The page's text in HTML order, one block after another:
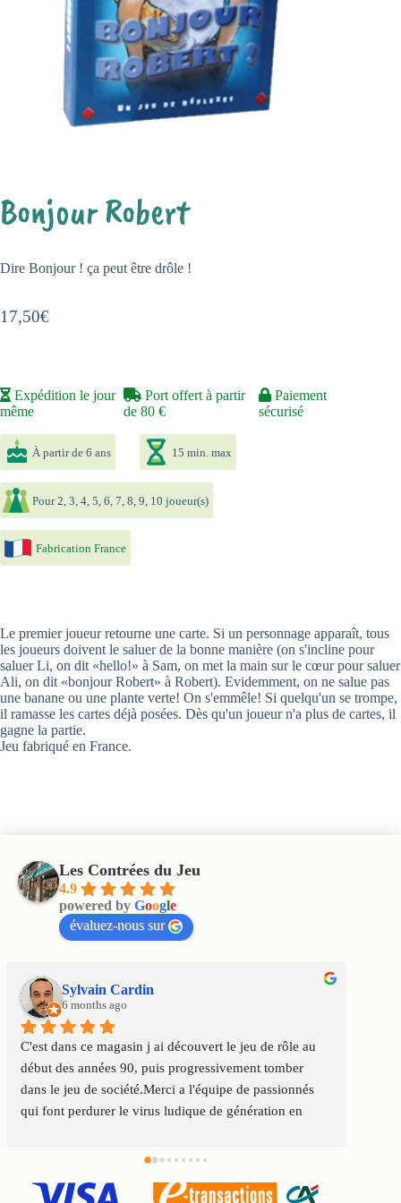
Bonjour Robert
17,50€
Dire Bonjour ! ça peut être drôle !
Expédition le jour
même
Port offert à partir
de 80 €
Paiement
sécurisé
À partir de 6 ans 15 min. max
Pour 2, 3, 4, 5, 6, 7, 8, 9, 10 joueur(s)
Fabrication France
Le premier joueur retourne une carte. Si un personnage apparaît, tous
les joueurs doivent le saluer de la bonne manière (on s'incline pour
saluer Li, on dit «hello!» à Sam, on met la main sur le cœur pour saluer
Ali, on dit «bonjour Robert» à Robert). Evidemment, on ne salue pas
une banane ou une plante verte! On s'emmêle! Si quelqu'un se trompe,
il ramasse les cartes déjà posées. Dès qu'un joueur n'a plus de cartes, il
gagne la partie.
Jeu fabriqué en France.
Les Contrées du Jeu
4.9
powered by Google
évaluez-nous sur
Sylvain Cardin
6 months ago
C'est dans ce magasin j ai découvert le jeu de rôle au
début des années 90, puis progressivement tomber
dans le jeu de société.Merci a l'équipe de passionnés
qui font perdurer le virus ludique de génération en